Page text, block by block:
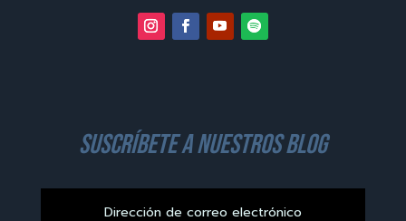
suscríbete a nuestros blog